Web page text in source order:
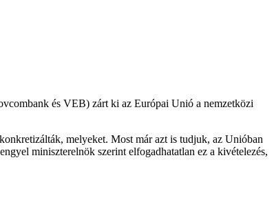
és VEB) zárt ki az Európai Unió a nemzetközi
melyeket. Most már azt is tudjuk, az Unióban
miniszterelnök szerint elfogadhatatlan ez a kivételezés,